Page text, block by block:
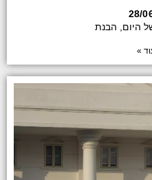
28/
היום, הבנת
»